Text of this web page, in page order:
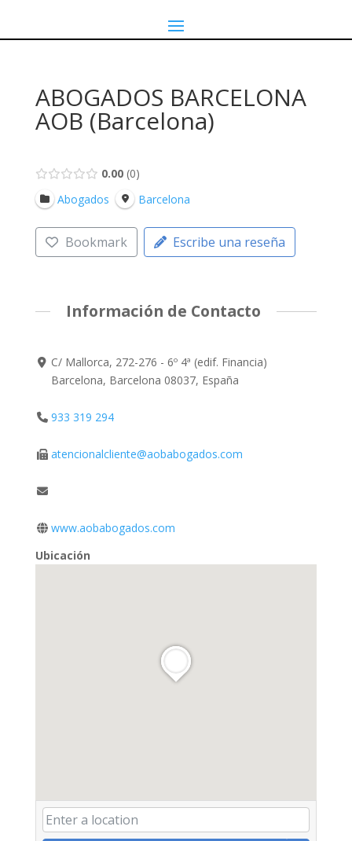
ABOGADOS BARCELONA
AOB (Barcelona)
0.00 0
Abogados
Barcelona
Bookmark Escribe una reseña
Información de Contacto
C/ Mallorca, 272-276 - 6º 4ª (edif. Financia)
Barcelona, Barcelona 08037, España
933 319 294
atencionalcliente@aobabogados.com
www.aobabogados.com
Ubicación